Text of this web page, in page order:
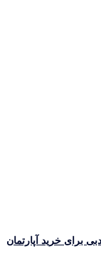
برای خرید آپارتمان